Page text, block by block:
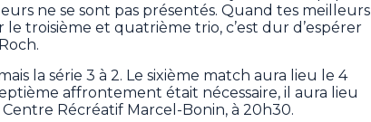
ne se sont pas présentés. Quand tes meilleurs
troisième et quatrième trio, c’est dur d’espérer
la série 3 à 2. Le sixième match aura lieu le 4
affrontement était nécessaire, il aura lieu
Centre Récréatif Marcel-Bonin, à 20h30.